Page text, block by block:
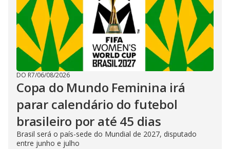
DO R7/06/08/2026
Copa do Mundo Feminina irá
parar calendário do futebol
brasileiro por até 45 dias
Brasil será o país-sede do Mundial de 2027, disputado
entre junho e julho